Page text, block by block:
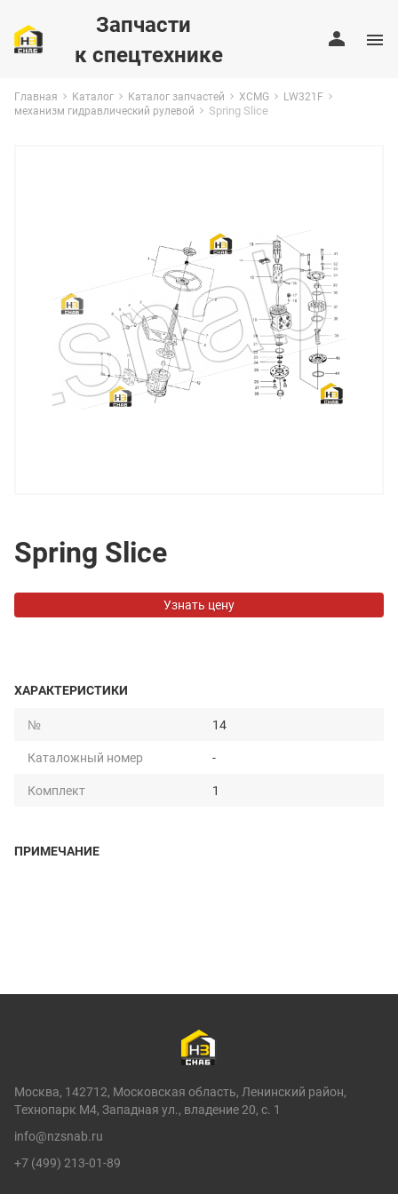
Запчасти
к спецтехнике
Главная Каталог Каталог запчастей XCMG
LW321F
механизм гидравлический рулевой
Spring Slice
Spring Slice
Узнать цену
ХАРАКТЕРИСТИКИ
№
14
Каталожный номер
-
Комплект
1
ПРИМЕЧАНИЕ
Москва, 142712, Московская область, Ленинский район,
Технопарк М4, Западная ул., владение 20, с. 1
info@nzsnab.ru
+7 (499) 213-01-89